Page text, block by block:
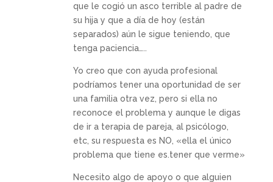
que le cogió un asco terrible al padre de
su hija y que a día de hoy (están
separados) aún le sigue teniendo, que
tenga paciencia…..
Yo creo que con ayuda profesional
podríamos tener una oportunidad de ser
una familia otra vez, pero si ella no
reconoce el problema y aunque le digas
de ir a terapia de pareja, al psicólogo,
etc, su respuesta es NO, «ella el único
problema que tiene es.tener que verme»
Necesito algo de apoyo o que alguien